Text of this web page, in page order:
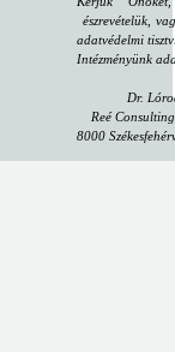
észrevételük,
adatvédelmi
Intézményünk
Dr. Lórodi
Reé
8000